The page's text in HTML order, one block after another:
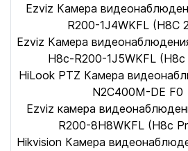
Ezviz Камера
R200-1J4WKFL (H8С
Ezviz Камера
H8c-R200-1J5WKFL (H8c
HiLook PTZ Камера
N2C400M-DE F0
Ezviz камера
R200-8H8WKFL (H8c
Hikvision Камера